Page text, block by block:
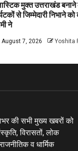
मुक्त उत्तराखंड
से जिम्मेदारी निभाने
ने
August 7, 2026 Yoshita
की सभी मुख्य खबरों को
विरासतों, लोक
व धार्मिक